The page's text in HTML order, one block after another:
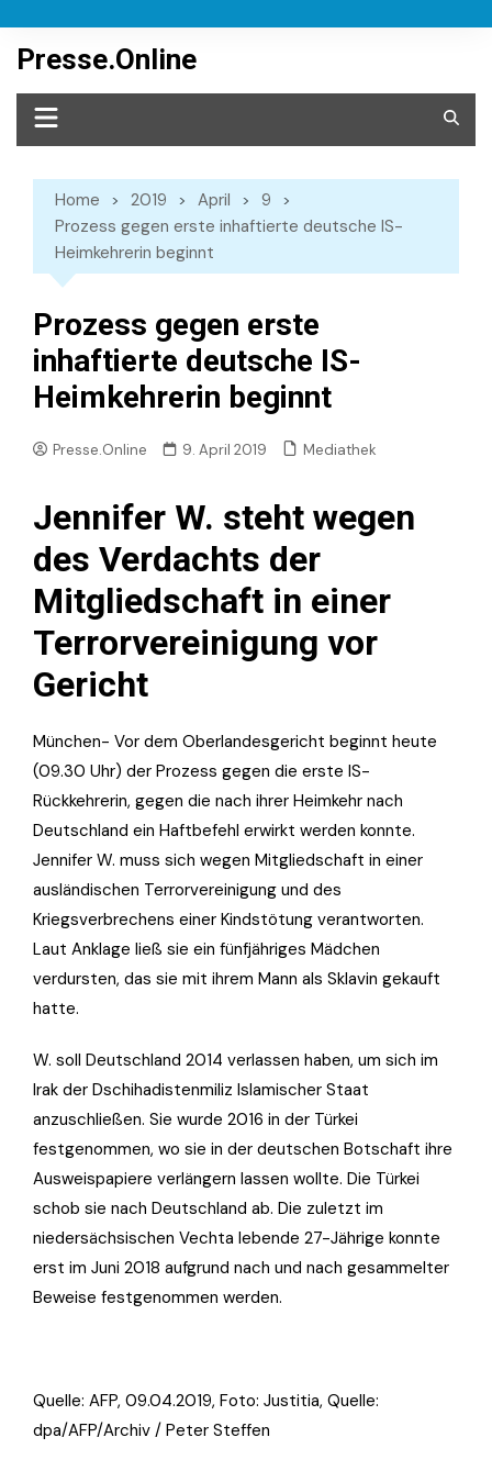
content
Presse.Online
Home 2019 April
9
Prozess gegen erste inhaftierte deutsche IS-
Heimkehrerin beginnt
Prozess gegen erste
inhaftierte deutsche IS-
Heimkehrerin beginnt
Presse.Online 9. April 2019 Mediathek
Jennifer W. steht wegen
des Verdachts der
Mitgliedschaft in einer
Terrorvereinigung vor
Gericht
München- Vor dem Oberlandesgericht beginnt heute
(09.30 Uhr) der Prozess gegen die erste IS-
Rückkehrerin, gegen die nach ihrer Heimkehr nach
Deutschland ein Haftbefehl erwirkt werden konnte.
Jennifer W. muss sich wegen Mitgliedschaft in einer
ausländischen Terrorvereinigung und des
Kriegsverbrechens einer Kindstötung verantworten.
Laut Anklage ließ sie ein fünfjähriges Mädchen
verdursten, das sie mit ihrem Mann als Sklavin gekauft
hatte.
W. soll Deutschland 2014 verlassen haben, um sich im
Irak der Dschihadistenmiliz Islamischer Staat
anzuschließen. Sie wurde 2016 in der Türkei
festgenommen, wo sie in der deutschen Botschaft ihre
Ausweispapiere verlängern lassen wollte. Die Türkei
schob sie nach Deutschland ab. Die zuletzt im
niedersächsischen Vechta lebende 27-Jährige konnte
erst im Juni 2018 aufgrund nach und nach gesammelter
Beweise festgenommen werden.
Quelle: AFP, 09.04.2019, Foto: Justitia, Quelle:
dpa/AFP/Archiv / Peter Steffen